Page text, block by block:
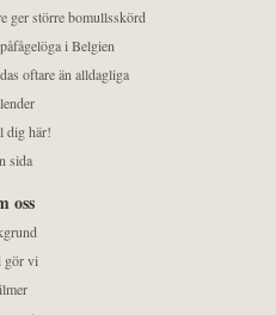
ger större bomullsskörd
i Belgien
oftare än alldagliga
dig här!
sida
oss
gör vi